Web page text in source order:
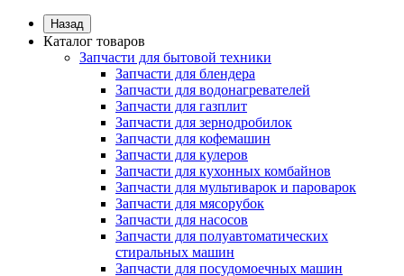
Назад
Каталог товаров
Запчасти для бытовой техники
Запчасти для блендера
Запчасти для водонагревателей
Запчасти для газплит
Запчасти для зернодробилок
Запчасти для кофемашин
Запчасти для кулеров
Запчасти для кухонных комбайнов
Запчасти для мультиварок и пароварок
Запчасти для мясорубок
Запчасти для насосов
Запчасти для полуавтоматических
стиральных машин
Запчасти для посудомоечных машин